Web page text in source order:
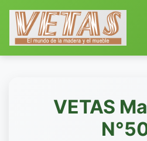
VETAS